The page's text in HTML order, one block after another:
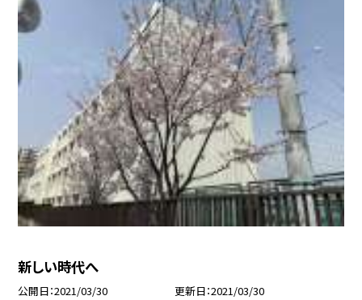
新しい時代へ
公開日 2021/03/30 更新日 2021/03/30